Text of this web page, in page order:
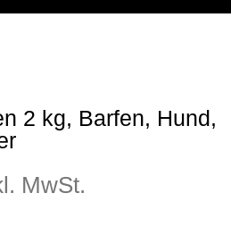
2 kg, Barfen, Hund,
MwSt.